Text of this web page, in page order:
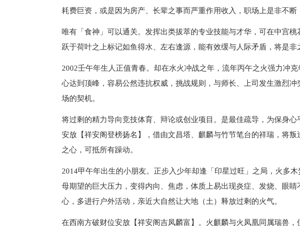
耗费巨资，或是因为房产、长辈之事而严重作用收入，职场上是非不断
唯有「食神」可以通关。发挥出类拔萃的专业技能与才华，可在中宫
跃于荷叶之上标记如鱼得水、左右逢源，能有效缓与人际矛盾，将是非
2002壬午年生人正值青春。却在水火冲战之年，流年丙午之火强力冲
心达到顶峰，容易公然违抗权威，挑战规则，与师长、上司发生激烈
场的契机。
将过剩的精力导向竞技体育、辩论或创业项目。是最佳疏导，为保身
安放【祥安阁登榜扬名】，借由文昌塔、麒麟与竹节笔台的祥瑞，将
之心，可抵所有躁动。
2014甲午年出生的小朋友。正步入少年却逢「印星过旺」之局，火多
母期望的巨大压力，变得内向、焦虑，体质上易出现炎症、发烧、眼
心，多进行户外活动，亲近大自然让大地（土）释放过剩的火气。
在西南方破财位安放【祥安阁吉凤麟富】。火麒麟与火凤凰同属瑞兽